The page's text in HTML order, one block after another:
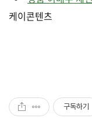
케이콘텐츠
구독하기